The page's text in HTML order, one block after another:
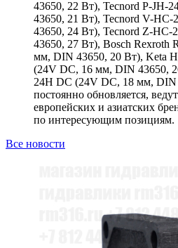
43650, 22 Вт), Tecnord P-JH-
43650, 21 Вт), Tecnord V-
43650, 24 Вт), Tecnord Z-
43650, 27 Вт), Bosch Rexroth
мм, DIN 43650, 20 Вт), Keta
(24V DC, 16 мм, DIN 43650,
24H DC (24V DC, 18 мм, DIN
постоянно обновляется,
европейских и азиатских
по интересующим позициям.
Все новости